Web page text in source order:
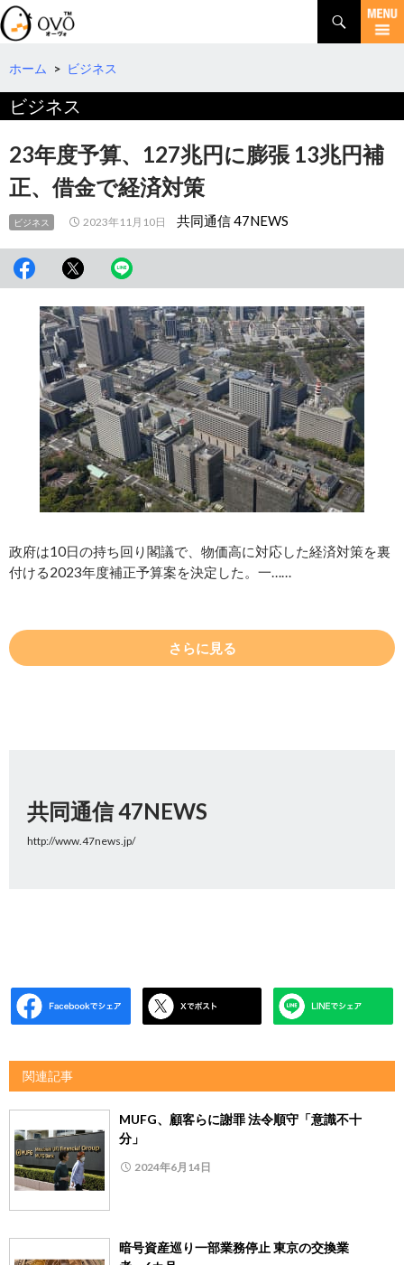
検
索
コ
テ
へ
動
ホーム > ビジネス
ビジネス
23年度予算、127兆円に膨張 13兆円補
正、借金で経済対策
ビジネス 2023年11月10日 共同通信 47NEWS
政府は10日の持ち回り閣議で、物価高に対応した経済対策を裏
付ける2023年度補正予算案を決定した。一……
さらに見る
共同通信 47NEWS
http://www.47news.jp/
関連記事
MUFG、顧客らに謝罪 法令順守「意識不十
分」
2024年6月14日
暗号資産巡り一部業務停止 東京の交換業